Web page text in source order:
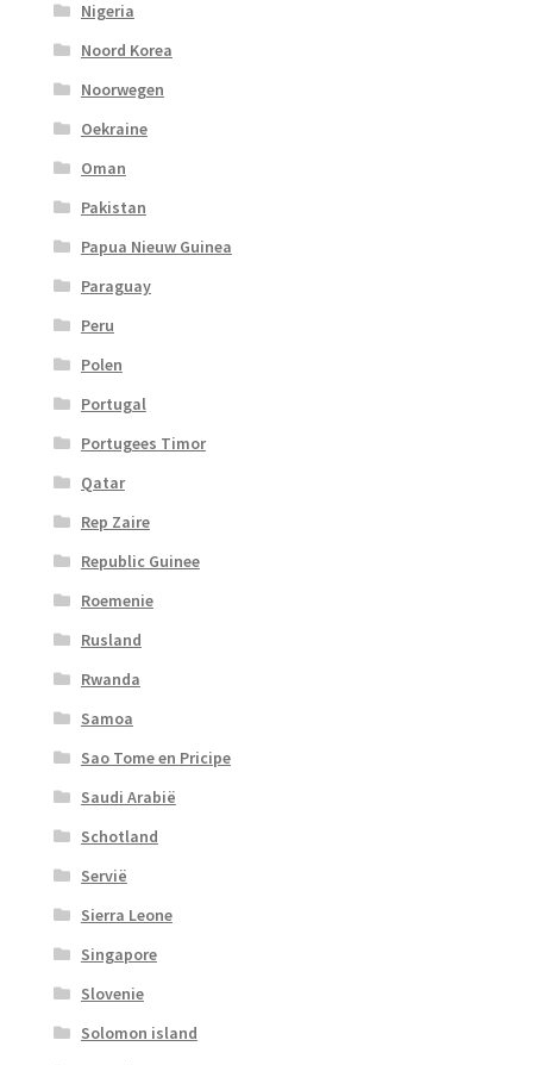
Nigeria
Noord Korea
Noorwegen
Oekraine
Oman
Pakistan
Papua Nieuw Guinea
Paraguay
Peru
Polen
Portugal
Portugees Timor
Qatar
Rep Zaire
Republic Guinee
Roemenie
Rusland
Rwanda
Samoa
Sao Tome en Pricipe
Saudi Arabië
Schotland
Servië
Sierra Leone
Singapore
Slovenie
Solomon island